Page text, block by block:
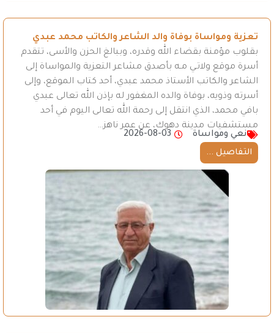
تعزية ومواساة بوفاة والد الشاعر والكاتب محمد عبدي
بقلوب مؤمنة بقضاء الله وقدره، وببالغ الحزن والأسى، تتقدم
أسرة موقع ولاتـي مـه بأصدق مشاعر التعزية والمواساة إلى
الشاعر والكاتب الأستاذ محمد عبدي، أحد كتاب الموقع، وإلى
أسرته وذويه، بوفاة والده المغفور له بإذن الله تعالى عبدي
بافي محمد، الذي انتقل إلى رحمة الله تعالى اليوم في أحد
مستشفيات مدينة دهوك، عن عمر ناهز…
نعي ومواساة
2026-08-03
التفاصيل ...